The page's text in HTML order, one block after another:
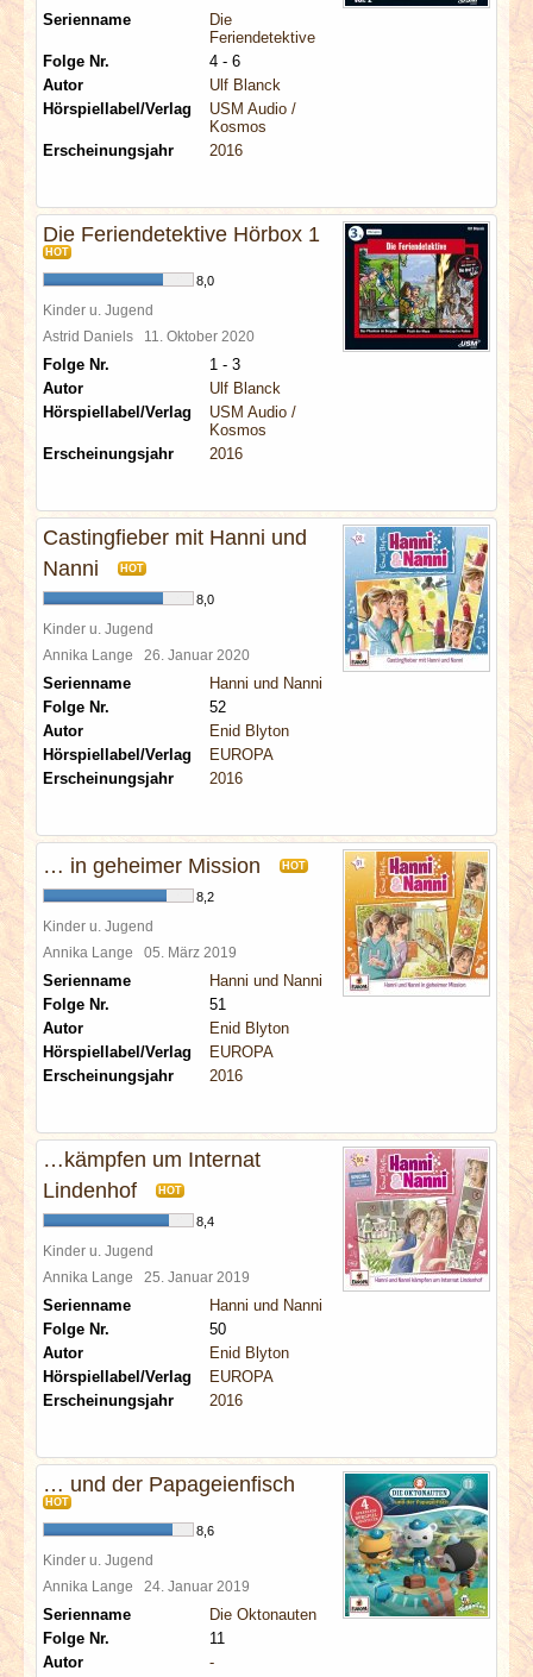
Serienname
Die
Feriendetektive
Folge Nr.
4 - 6
Autor
Ulf Blanck
Hörspiellabel/Verlag
USM Audio /
Kosmos
Erscheinungsjahr
2016
Die Feriendetektive Hörbox 1
HOT
8,0
Kinder u. Jugend
Astrid Daniels 11. Oktober 2020
Folge Nr.
1 - 3
Autor
Ulf Blanck
Hörspiellabel/Verlag
USM Audio /
Kosmos
Erscheinungsjahr
2016
Castingfieber mit Hanni und
Nanni
HOT
8,0
Kinder u. Jugend
Annika Lange 26. Januar 2020
Serienname
Hanni und Nanni
Folge Nr.
52
Autor
Enid Blyton
Hörspiellabel/Verlag
EUROPA
Erscheinungsjahr
2016
… in geheimer Mission HOT
8,2
Kinder u. Jugend
Annika Lange 05. März 2019
Serienname
Hanni und Nanni
Folge Nr.
51
Autor
Enid Blyton
Hörspiellabel/Verlag
EUROPA
Erscheinungsjahr
2016
…kämpfen um Internat
Lindenhof
HOT
8,4
Kinder u. Jugend
Annika Lange 25. Januar 2019
Serienname
Hanni und Nanni
Folge Nr.
50
Autor
Enid Blyton
Hörspiellabel/Verlag
EUROPA
Erscheinungsjahr
2016
… und der Papageienfisch
HOT
8,6
Kinder u. Jugend
Annika Lange 24. Januar 2019
Serienname
Die Oktonauten
Folge Nr.
11
Autor
-